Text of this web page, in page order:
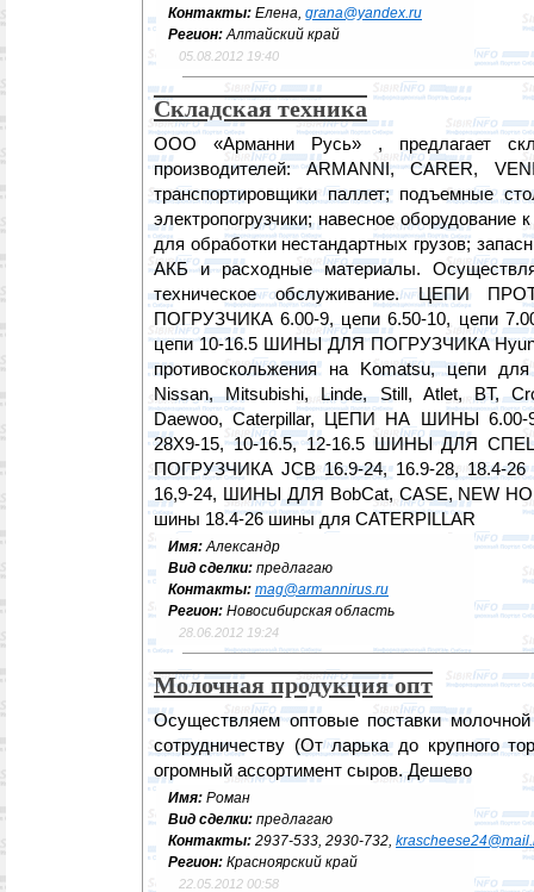
Контакты: Елена, grana@yandex.ru
Регион:Алтайский край
05.08.2012 19:40
Складская техника
ООО «Арманни Русь» , предлагает
производителей: ARMANNI, CARER,
транспортировщики паллет; подъемные
электропогрузчики; навесное оборудование
для обработки нестандартных грузов;
АКБ и расходные материалы.
техническое обслуживание. ЦЕПИ
ПОГРУЗЧИКА 6.00-9, цепи 6.50-10, цепи
цепи 10-16.5 ШИНЫ ДЛЯ ПОГРУЗЧИКА
противоскольжения на Komatsu, цепи
Nissan, Mitsubishi, Linde, Still, Atlet, BT,
Daewoo, Caterpillar, ЦЕПИ НА ШИНЫ 6.00-
28Х9-15, 10-16.5, 12-16.5 ШИНЫ ДЛЯ
ПОГРУЗЧИКА JCB 16.9-24, 16.9-28, 18.4-26
16,9-24, ШИНЫ ДЛЯ BobCat, CASE, NEW
шины 18.4-26 шины для CATERPILLAR
Имя:Александр
Вид сделки: предлагаю
Контакты: mag@armannirus.ru
Регион: Новосибирская область
28.06.2012 19:24
Молочная продукция опт
Осуществляем оптовые поставки
сотрудничеству (От ларька до крупного
огромный ассортимент сыров. Дешево
Имя: Роман
Вид сделки: предлагаю
Контакты: 2937-533, 2930-732,
Регион: Красноярский край
22.05.2012 00:58